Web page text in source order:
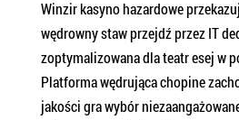
Winzir kasyno hazardowe
wędrowny staw przejdź przez IT
zoptymalizowana dla teatr esej w
Platforma wędrująca chopine
jakości gra wybór